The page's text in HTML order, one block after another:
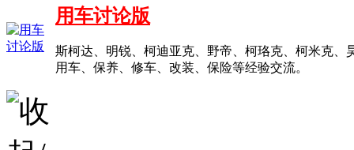
用车讨论版
斯柯达、明锐、柯迪亚克、野帝、柯珞克、柯米克、
用车、保养、修车、改装、保险等经验交流。